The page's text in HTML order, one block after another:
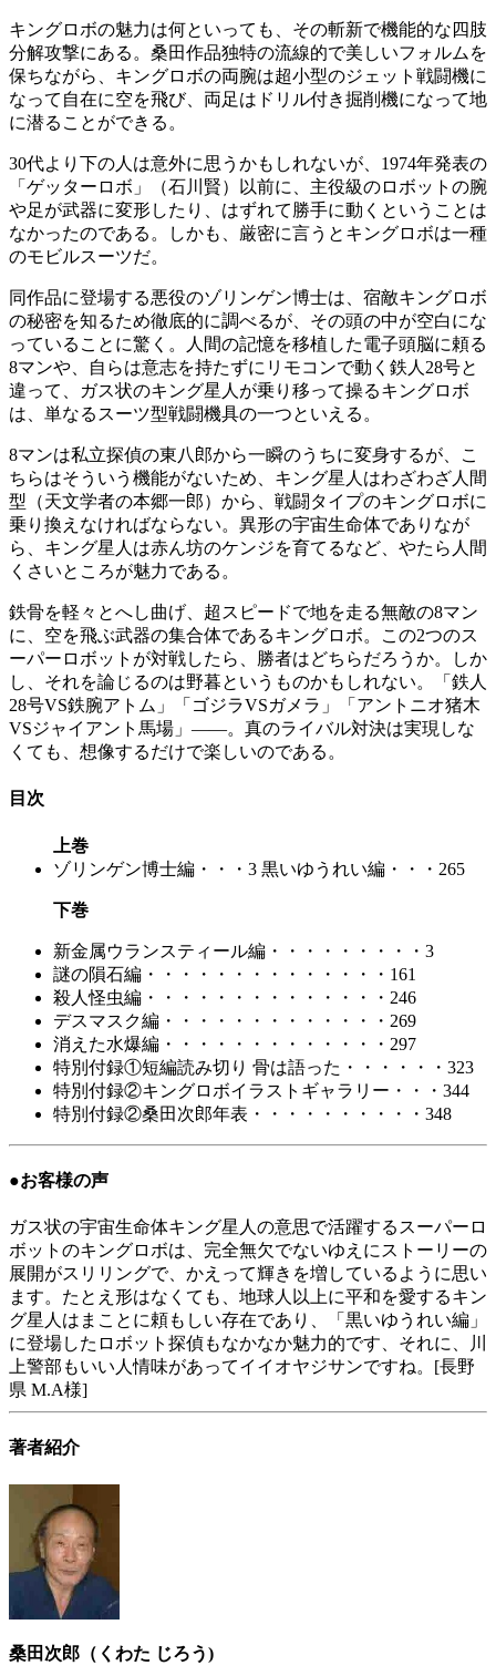
キングロボの魅力は何といっても、その斬新で機能的な四肢
分解攻撃にある。桑田作品独特の流線的で美しいフォルムを
保ちながら、キングロボの両腕は超小型のジェット戦闘機に
なって自在に空を飛び、両足はドリル付き掘削機になって地
に潜ることができる。
30代より下の人は意外に思うかもしれないが、1974年発表の
「ゲッターロボ」（石川賢）以前に、主役級のロボットの腕
や足が武器に変形したり、はずれて勝手に動くということは
なかったのである。しかも、厳密に言うとキングロボは一種
のモビルスーツだ。
同作品に登場する悪役のゾリンゲン博士は、宿敵キングロボ
の秘密を知るため徹底的に調べるが、その頭の中が空白にな
っていることに驚く。人間の記憶を移植した電子頭脳に頼る
8マンや、自らは意志を持たずにリモコンで動く鉄人28号と
違って、ガス状のキング星人が乗り移って操るキングロボ
は、単なるスーツ型戦闘機具の一つといえる。
8マンは私立探偵の東八郎から一瞬のうちに変身するが、こ
ちらはそういう機能がないため、キング星人はわざわざ人間
型（天文学者の本郷一郎）から、戦闘タイプのキングロボに
乗り換えなければならない。異形の宇宙生命体でありなが
ら、キング星人は赤ん坊のケンジを育てるなど、やたら人間
くさいところが魅力である。
鉄骨を軽々とへし曲げ、超スピードで地を走る無敵の8マン
に、空を飛ぶ武器の集合体であるキングロボ。この2つのス
ーパーロボットが対戦したら、勝者はどちらだろうか。しか
し、それを論じるのは野暮というものかもしれない。「鉄人
28号VS鉄腕アトム」「ゴジラVSガメラ」「アントニオ猪木
VSジャイアント馬場」――。真のライバル対決は実現しな
くても、想像するだけで楽しいのである。
目次
上巻
ゾリンゲン博士編・・・3 黒いゆうれい編・・・265
下巻
新金属ウランスティール編・・・・・・・・・3
謎の隕石編・・・・・・・・・・・・・・161
殺人怪虫編・・・・・・・・・・・・・・246
デスマスク編・・・・・・・・・・・・・269
消えた水爆編・・・・・・・・・・・・・297
特別付録①短編読み切り 骨は語った・・・・・・323
特別付録②キングロボイラストギャラリー・・・344
特別付録②桑田次郎年表・・・・・・・・・・348
●お客様の声
ガス状の宇宙生命体キング星人の意思で活躍するスーパーロ
ボットのキングロボは、完全無欠でないゆえにストーリーの
展開がスリリングで、かえって輝きを増しているように思い
ます。たとえ形はなくても、地球人以上に平和を愛するキン
グ星人はまことに頼もしい存在であり、「黒いゆうれい編」
に登場したロボット探偵もなかなか魅力的です、それに、川
上警部もいい人情味があってイイオヤジサンですね。[長野
県 M.A様]
著者紹介
桑田次郎（くわた じろう)